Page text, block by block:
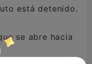
está detenido.
se abre hacia